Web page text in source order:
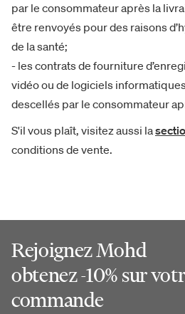
par le consommateur après la
être renvoyés pour des raisons
de la santé;
- les contrats de fourniture
vidéo ou de logiciels
descellés par le consommateur
S'il vous plaît, visitez aussi la
conditions de vente.
Rejoignez Mohd
obtenez -10% sur
commande